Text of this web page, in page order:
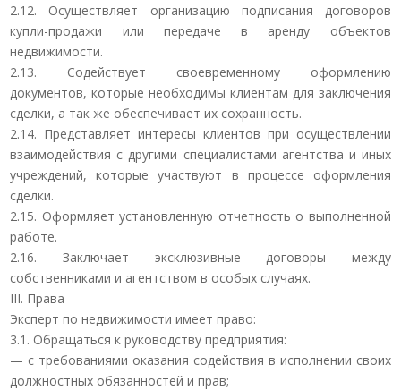
2.12. Осуществляет организацию подписания договоров
купли-продажи или передаче в аренду объектов
недвижимости.
2.13. Содействует своевременному оформлению
документов, которые необходимы клиентам для заключения
сделки, а так же обеспечивает их сохранность.
2.14. Представляет интересы клиентов при осуществлении
взаимодействия с другими специалистами агентства и иных
учреждений, которые участвуют в процессе оформления
сделки.
2.15. Оформляет установленную отчетность о выполненной
работе.
2.16. Заключает эксклюзивные договоры между
собственниками и агентством в особых случаях.
III. Права
Эксперт по недвижимости имеет право:
3.1. Обращаться к руководству предприятия:
— с требованиями оказания содействия в исполнении своих
должностных обязанностей и прав;